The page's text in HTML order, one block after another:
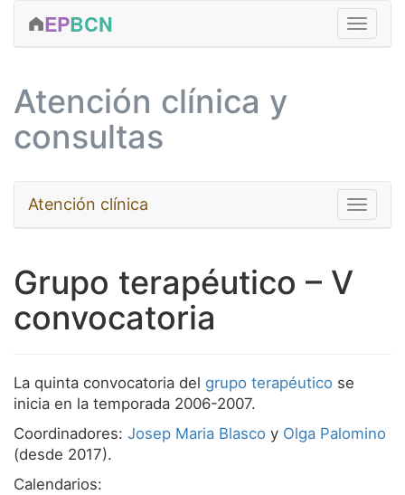
EPBCN
CLÍNICA
ACTIVIDADES
SERVICIOS
CONTACTAR
MÁS...
Atención clínica y
consultas
Toggle
Atención clínica
Niños y adolescentes
Terapia breve
Psicoanálisis grupal
Equipo
Supervisión
Grupo terapéutico – V
convocatoria
La quinta convocatoria del grupo terapéutico se
inicia en la temporada 2006-2007.
Coordinadores: Josep Maria Blasco y Olga Palomino
(desde 2017).
Calendarios: